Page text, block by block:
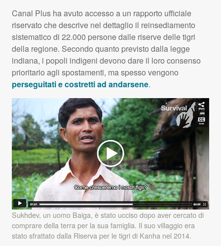
Canal Plus ha avuto accesso a un rapporto ufficiale
riservato che descrive nel dettaglio il reinsediamento
sistematico di 22.000 persone dalle riserve delle tigri
della regione. Secondo quanto previsto dalla legge
indiana, i popoli indigeni devono dare il loro consenso
prioritario agli spostamenti, ma spesso vengono
perseguitati e costretti ad andarsene.
Sukhdev, un uomo Baiga, è stato ucciso dopo aver cercato di
comprare della terra per la sua famiglia. Il suo villaggio era
stato sfrattato dalla Riserva per le tigri di Kanha nel 2014.